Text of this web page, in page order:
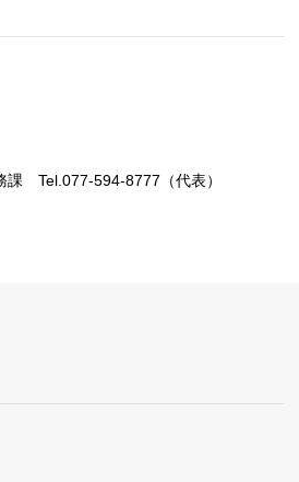
Tel.077-594-8777（代表）